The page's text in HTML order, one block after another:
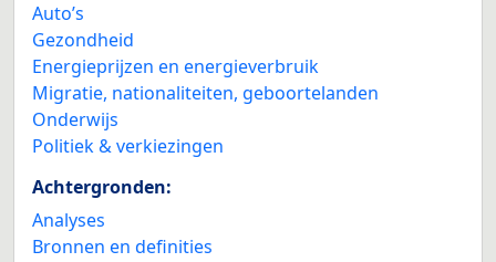
Auto’s
Gezondheid
Energieprijzen en energieverbruik
Migratie, nationaliteiten, geboortelanden
Onderwijs
Politiek & verkiezingen
Achtergronden:
Analyses
Bronnen en definities